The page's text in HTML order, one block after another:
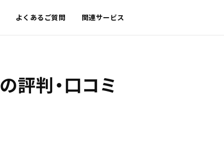
よくあるご質問 関連サービス
の評判・口コミ